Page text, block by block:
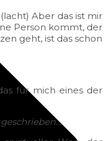
Aber das ist mir
Person kommt, der
geht, ist das schon
für mich eines der